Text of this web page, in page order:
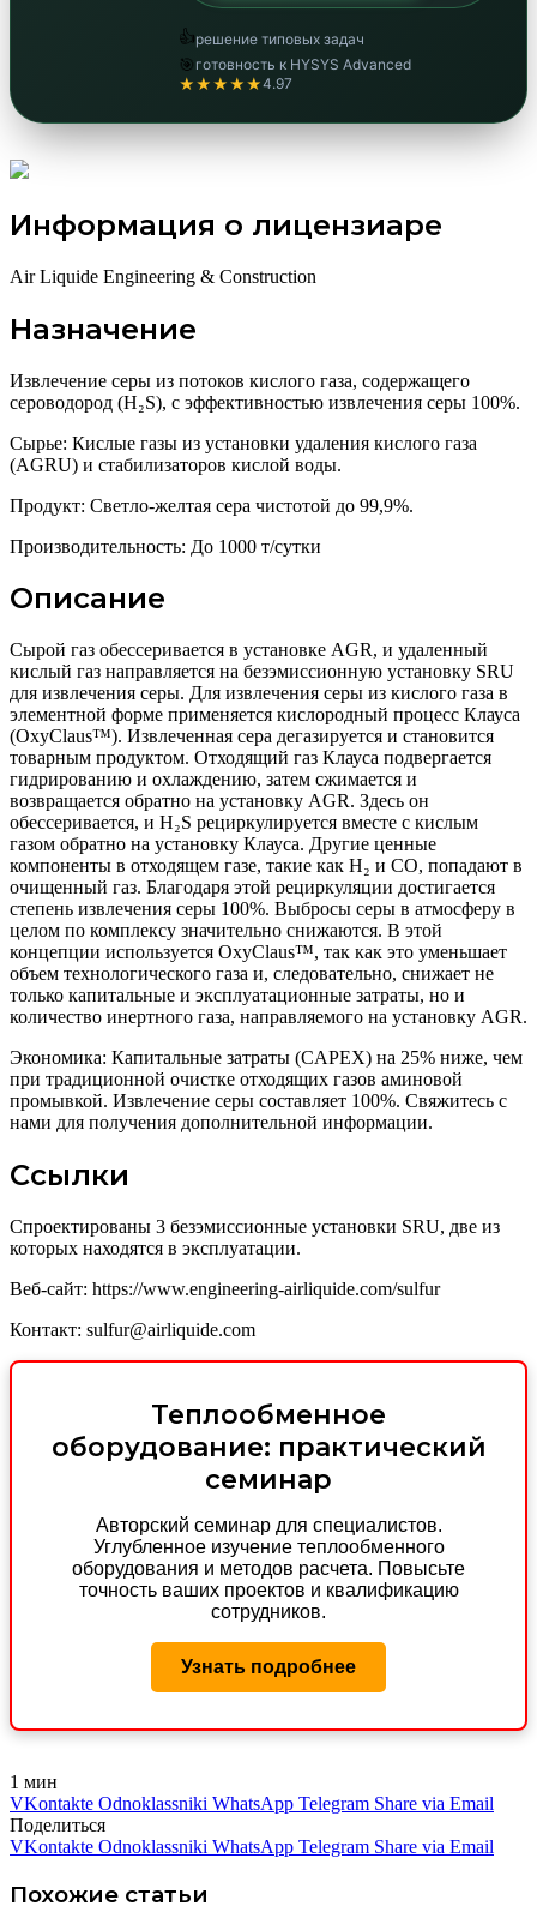
👍решение типовых задач
🎯 готовность к HYSYS Advanced
★★★★★4.97
Информация о лицензиаре
Air Liquide Engineering & Construction
Назначение
Извлечение серы из потоков кислого газа, содержащего
сероводород (H₂S), с эффективностью извлечения серы 100%.
Сырье: Кислые газы из установки удаления кислого газа
(AGRU) и стабилизаторов кислой воды.
Продукт: Светло-желтая сера чистотой до 99,9%.
Производительность: До 1000 т/сутки
Описание
Сырой газ обессеривается в установке AGR, и удаленный
кислый газ направляется на безэмиссионную установку SRU
для извлечения серы. Для извлечения серы из кислого газа в
элементной форме применяется кислородный процесс Клауса
(OxyClaus™). Извлеченная сера дегазируется и становится
товарным продуктом. Отходящий газ Клауса подвергается
гидрированию и охлаждению, затем сжимается и
возвращается обратно на установку AGR. Здесь он
обессеривается, и H₂S рециркулируется вместе с кислым
газом обратно на установку Клауса. Другие ценные
компоненты в отходящем газе, такие как H₂ и CO, попадают в
очищенный газ. Благодаря этой рециркуляции достигается
степень извлечения серы 100%. Выбросы серы в атмосферу в
целом по комплексу значительно снижаются. В этой
концепции используется OxyClaus™, так как это уменьшает
объем технологического газа и, следовательно, снижает не
только капитальные и эксплуатационные затраты, но и
количество инертного газа, направляемого на установку AGR.
Экономика: Капитальные затраты (CAPEX) на 25% ниже, чем
при традиционной очистке отходящих газов аминовой
промывкой. Извлечение серы составляет 100%. Свяжитесь с
нами для получения дополнительной информации.
Ссылки
Спроектированы 3 безэмиссионные установки SRU, две из
которых находятся в эксплуатации.
Веб-сайт: https://www.engineering-airliquide.com/sulfur
Контакт: sulfur@airliquide.com
Теплообменное
оборудование: практический
семинар
Авторский семинар для специалистов.
Углубленное изучение теплообменного
оборудования и методов расчета. Повысьте
точность ваших проектов и квалификацию
сотрудников.
Узнать подробнее
1 мин
VKontakte Odnoklassniki WhatsApp Telegram Share via Email
Поделиться
VKontakte Odnoklassniki WhatsApp Telegram Share via Email
Похожие статьи